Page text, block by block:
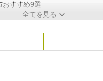
おすすめ9選
全てを見る